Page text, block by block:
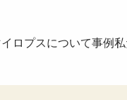
ロプスについて事例